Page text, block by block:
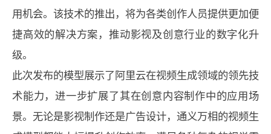
用机会。该技术的推出，将为各类创作人员提供更加便
捷高效的解决方案，推动影视及创意行业的数字化升
级。
此次发布的模型展示了阿里云在视频生成领域的领先技
术能力，进一步扩展了其在创意内容制作中的应用场
景。无论是影视制作还是广告设计，通义万相的视频生